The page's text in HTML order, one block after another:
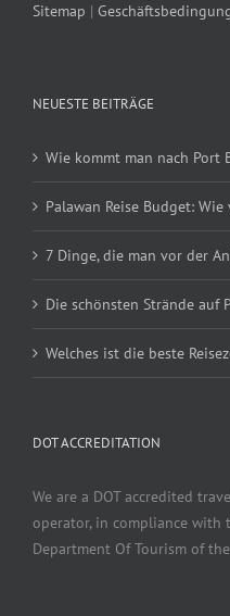
Sitemap |
NEUESTE BEITRÄGE
Wie kommt man nach Port
Palawan Reise Budget:
7 Dinge, die man vor der
Die schönsten Strände auf
Welches ist die beste
DOT ACCREDITATION
We are a DOT accredited
operator, in compliance
Department Of Tourism of